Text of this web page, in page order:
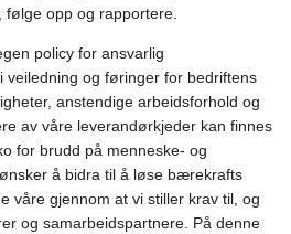
opp og rapportere.
policy for ansvarlig
veiledning og føringer for bedriftens
anstendige arbeidsforhold og
av våre leverandørkjeder kan finnes
for brudd på menneske- og
å bidra til å løse bærekrafts
våre gjennom at vi stiller krav til, og
og samarbeidspartnere. På denne